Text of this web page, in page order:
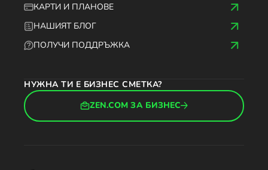
КАРТИ И ПЛАНОВЕ
НАШИЯТ БЛОГ
ПОЛУЧИ ПОДДРЪЖКА
НУЖНА ТИ Е БИЗНЕС СМЕТКА?
ZEN.COM ЗА БИЗНЕС